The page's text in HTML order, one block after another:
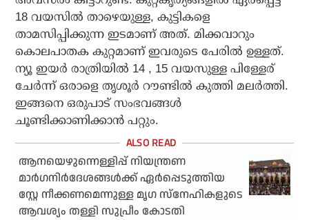
18 വയസിൽ താഴെയുള്ള, കുട്ടികളെ
താമസിപ്പിക്കുന്ന ഇടമാണ് അത്. മിക്കവാറും
കൊലപാതക കുറ്റമാണ് ഇവരുടെ പേരിൽ ഉള്ളത്.
ന്യൂ ഇയർ രാത്രിയിൽ 14 , 15 വയസുള്ള പിള്ളേര്
ചേർന്ന് ഒരാളെ തൃശൂർ റൗണ്ടിൽ കുത്തി മലർത്തി.
ഇങ്ങനെ ഒരുപാട് സംഭവങ്ങൾ
ചൂണ്ടിക്കാണിക്കാൻ പറ്റും.
ആനയെഴുന്നെള്ളിപ്പ് നിയന്ത്രണ
മാർഗനിർദേശങ്ങൾക്ക് ഏർപ്പെടുത്തിയ
സ്റ്റേ നീക്കണമെന്നുള്ള മൃഗ സ്നേഹികളുടെ
ആവശ്യം തള്ളി സുപ്രീം കോടതി